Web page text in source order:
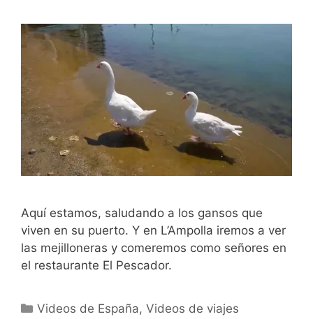
Aquí estamos, saludando a los gansos que
viven en su puerto. Y en L’Ampolla iremos a ver
las mejilloneras y comeremos como señores en
el restaurante El Pescador.
Categorías
Videos de España,Videos de viajes